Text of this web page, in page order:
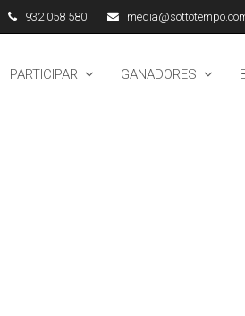
932 058 580
PARTICIPAR GANADORES